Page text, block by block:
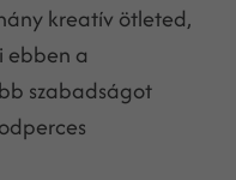
kreatív ötleted,
ebben a
szabadságot